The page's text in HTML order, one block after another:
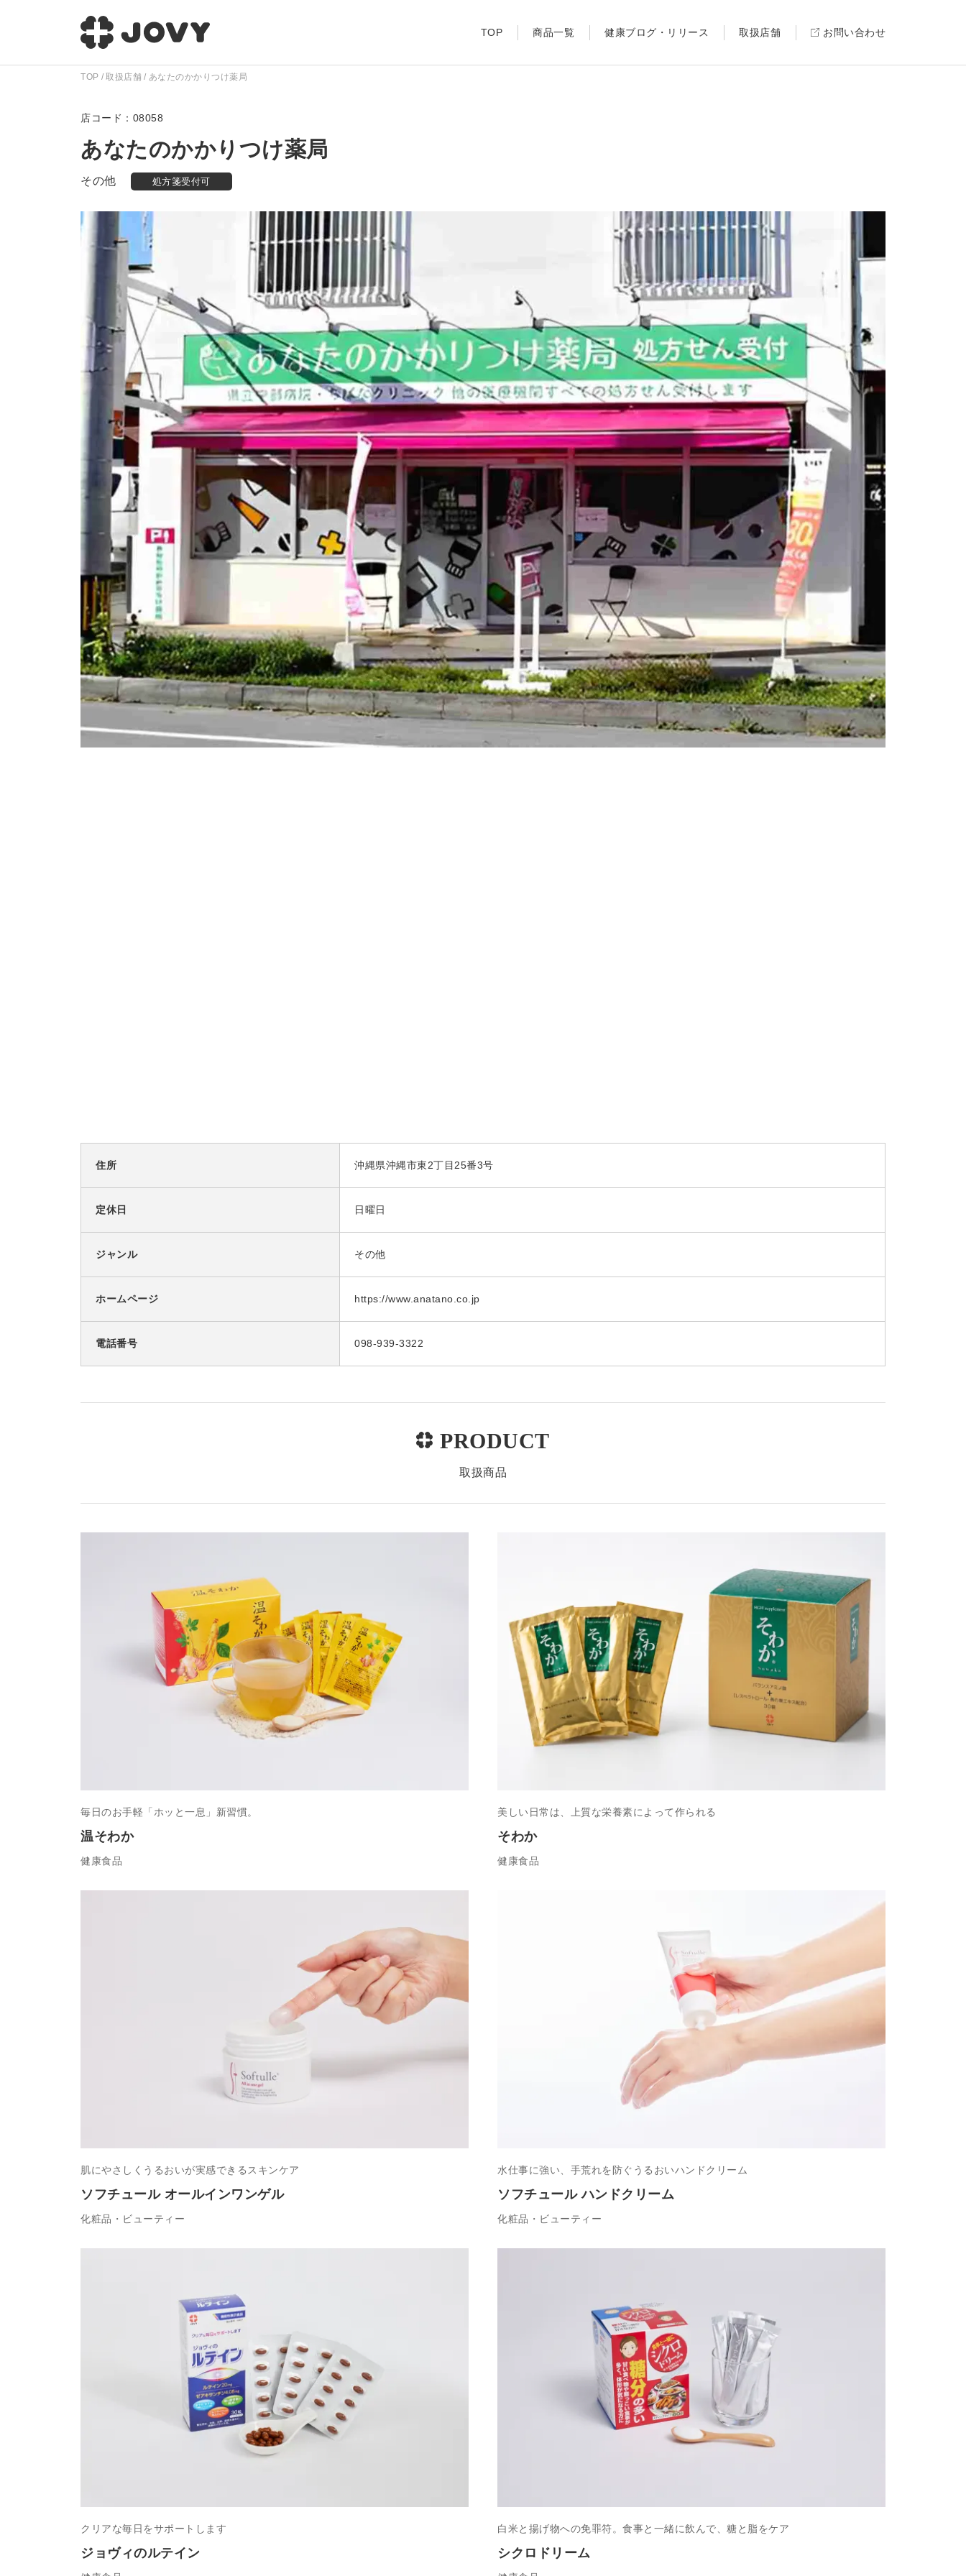
TOP 商品一覧 健康ブログ・リリース 取扱店舗 お問い合わせ
TOP 取扱店舗 あなたのかかりつけ薬局
08058
あなたのかかりつけ薬局
その他 処方箋受付可
住所 沖縄県沖縄市東2丁目25番3号
定休日 日曜日
ジャンル その他
ホームページ https://www.anatano.co.jp
電話番号 098-939-3322
取扱商品
温そわか
毎日のお手軽「ホッと一息」新習慣。
健康食品
そわか
美しい日常は、上質な栄養素によって作られる
健康食品
ソフチュール オールインワンゲル
肌にやさしくうるおいが実感できるスキンケア
化粧品・ビューティー
ソフチュール ハンドクリーム
水仕事に強い、手荒れを防ぐうるおいハンドクリーム
化粧品・ビューティー
ジョヴィのルテイン
クリアな毎日をサポートします
シクロドリーム
白米と揚げ物への免罪符。食事と一緒に飲んで、糖と脂をケア